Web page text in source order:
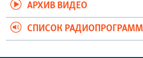
АРХИВ ВИДЕО
СПИСОК РАДИОПРОГРАММ